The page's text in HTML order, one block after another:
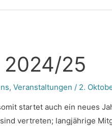
2024/25
,Veranstaltungen / 2.
startet auch ein neues
vertreten; langjährige